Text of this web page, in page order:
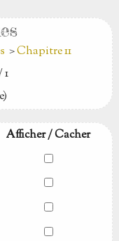
>Chapitre 11
Afficher / Cacher